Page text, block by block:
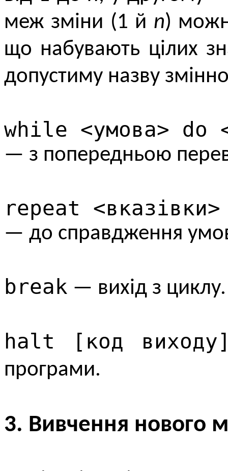
меж зміни (1 й n)
що набувають цілих
допустиму назву
while <умова> do
— з попередньою
repeat
— до справдження
break — вихід з циклу.
halt [код
програми.
3. Вивчення нового